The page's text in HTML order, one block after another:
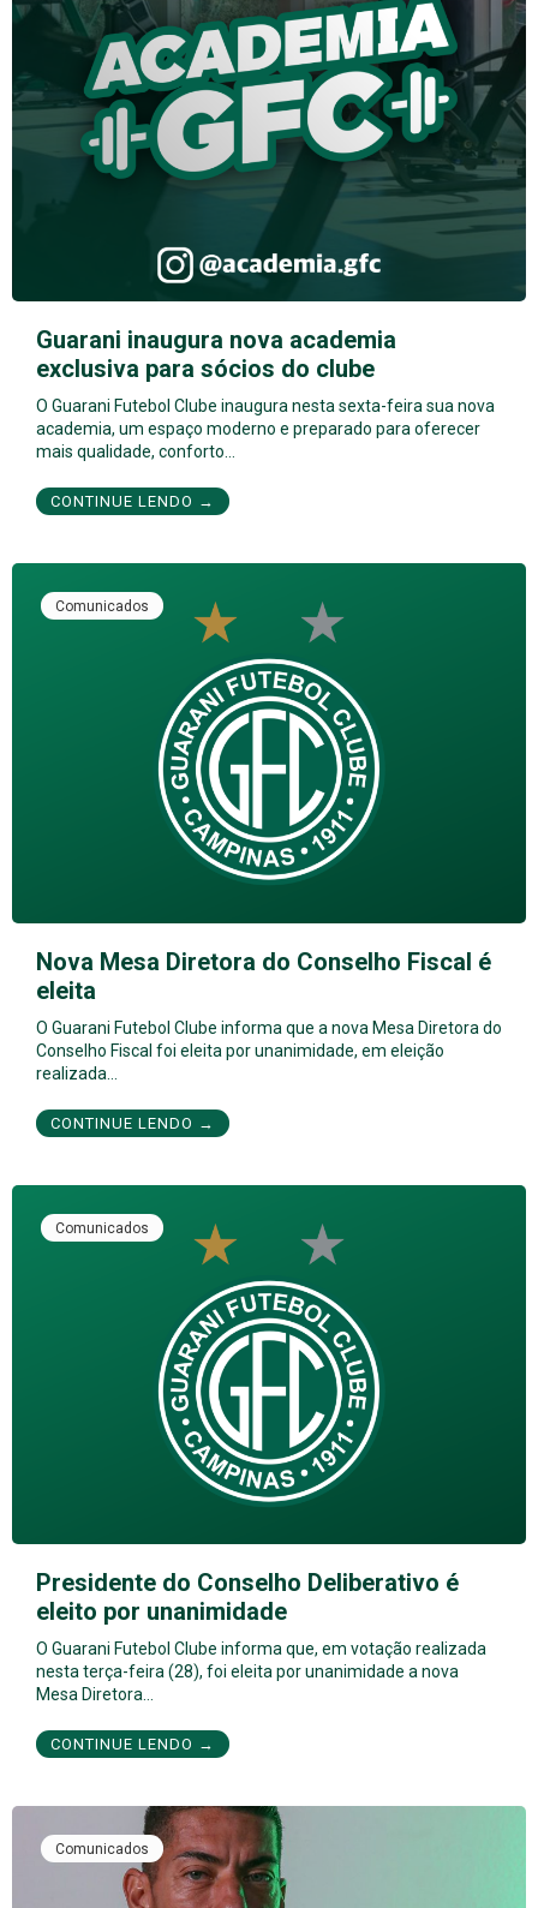
Guarani inaugura nova academia
exclusiva para sócios do clube
O Guarani Futebol Clube inaugura nesta sexta-feira sua nova
academia, um espaço moderno e preparado para oferecer
mais qualidade, conforto…
CONTINUE LENDO →
Comunicados
Nova Mesa Diretora do Conselho Fiscal é
eleita
O Guarani Futebol Clube informa que a nova Mesa Diretora do
Conselho Fiscal foi eleita por unanimidade, em eleição
realizada…
CONTINUE LENDO →
Comunicados
Presidente do Conselho Deliberativo é
eleito por unanimidade
O Guarani Futebol Clube informa que, em votação realizada
nesta terça-feira (28), foi eleita por unanimidade a nova
Mesa Diretora…
CONTINUE LENDO →
Comunicados